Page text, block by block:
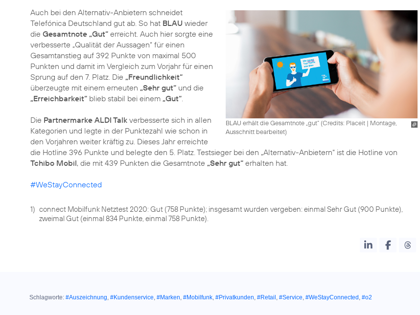
BLAU erhält die Gesamtnote „gut“ (Credits: Placeit| Montage,
Ausschnitt bearbeitet)
Auch bei den Alternativ-Anbietern schneidet
Telefónica Deutschland gut ab. So hat BLAU wieder
die Gesamtnote „Gut“ erreicht. Auch hier sorgte eine
verbesserte „Qualität der Aussagen“ für einen
Gesamtanstieg auf 392 Punkte von maximal 500
Punkten und damit im Vergleich zum Vorjahr für einen
Sprung auf den 7. Platz. Die „Freundlichkeit“
überzeugte mit einem erneuten „Sehr gut“ und die
„Erreichbarkeit“ blieb stabil bei einem „Gut“.
Die Partnermarke ALDI Talk verbesserte sich in allen
Kategorien und legte in der Punktezahl wie schon in
den Vorjahren weiter kräftig zu. Dieses Jahr erreichte
die Hotline 396 Punkte und belegte den 5. Platz. Testsieger bei den „Alternativ-Anbietern“ ist die Hotline von
Tchibo Mobil, die mit 439 Punkten die Gesamtnote „Sehr gut“ erhalten hat.
#WeStayConnected
1) connect Mobilfunk Netztest 2020: Gut (758 Punkte); insgesamt wurden vergeben: einmal Sehr Gut (900 Punkte),
zweimal Gut (einmal 834 Punkte, einmal 758 Punkte).
Schlagworte: #Auszeichnung, #Kundenservice, #Marken, #Mobilfunk, #Privatkunden, #Retail , #Service, #WeStayConnected , #o2